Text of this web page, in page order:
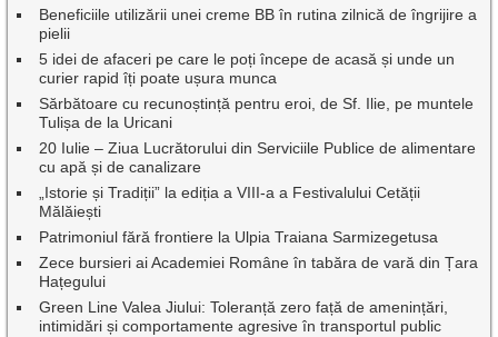
Beneficiile utilizării unei creme BB în rutina zilnică de îngrijire a
pielii
5 idei de afaceri pe care le poți începe de acasă și unde un
curier rapid îți poate ușura munca
Sărbătoare cu recunoștință pentru eroi, de Sf. Ilie, pe muntele
Tulișa de la Uricani
20 Iulie – Ziua Lucrătorului din Serviciile Publice de alimentare
cu apă și de canalizare
„Istorie și Tradiții” la ediția a VIII-a a Festivalului Cetății
Mălăiești
Patrimoniul fără frontiere la Ulpia Traiana Sarmizegetusa
Zece bursieri ai Academiei Române în tabăra de vară din Țara
Hațegului
Green Line Valea Jiului: Toleranță zero față de amenințări,
intimidări și comportamente agresive în transportul public